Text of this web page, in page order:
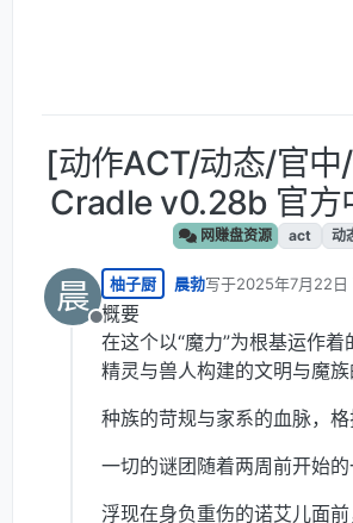
[动作ACT/动态/官
Cradle v0.28b 官方
网赚盘资源 act 动
晨
离线
柚子厨 晨勃写于2025年7月22
最后由 编辑
概要
在这个以“魔力”为根基运作
精灵与兽人构建的文明与魔
种族的苛规与家系的血脉，
一切的谜团随着两周前开始的
浮现在身负重伤的诺艾儿面